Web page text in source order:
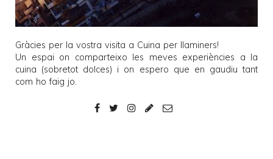
Gràcies per la vostra visita a Cuina per llaminers!
Un espai on comparteixo les meves experiències a la
cuina (sobretot dolces) i on espero que en gaudiu tant
com ho faig jo.